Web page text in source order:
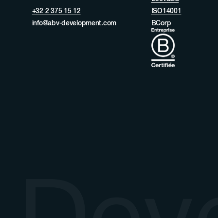
+32 2 375 15 12
info@abv-development.com
ISO14001
BCorp